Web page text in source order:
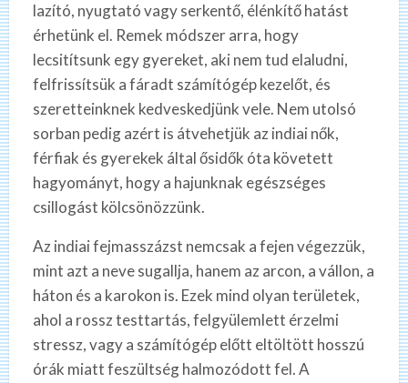
lazító, nyugtató vagy serkentő, élénkítő hatást
érhetünk el. Remek módszer arra, hogy
lecsitítsunk egy gyereket, aki nem tud elaludni,
felfrissítsük a fáradt számítógép kezelőt, és
szeretteinknek kedveskedjünk vele. Nem utolsó
sorban pedig azért is átvehetjük az indiai nők,
férfiak és gyerekek által ősidők óta követett
hagyományt, hogy a hajunknak egészséges
csillogást kölcsönözzünk.
Az indiai fejmasszázst nemcsak a fejen végezzük,
mint azt a neve sugallja, hanem az arcon, a vállon, a
háton és a karokon is. Ezek mind olyan területek,
ahol a rossz testtartás, felgyülemlett érzelmi
stressz, vagy a számítógép előtt eltöltött hosszú
órák miatt feszültség halmozódott fel. A